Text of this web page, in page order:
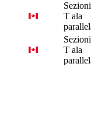
T ala
T ala